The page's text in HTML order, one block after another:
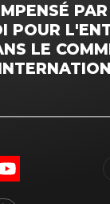
POUR
LE